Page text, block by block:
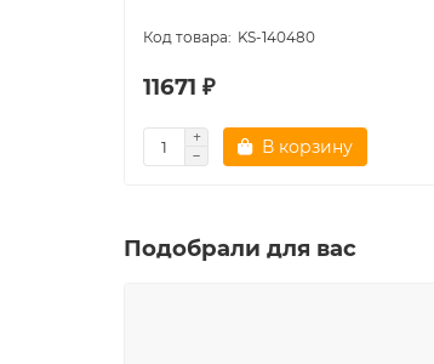
KS-140480
11671 ₽
В корзину
Подобрали для вас